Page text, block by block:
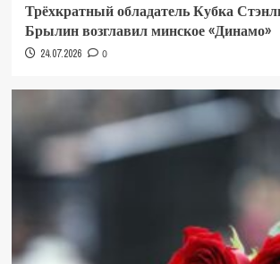
Трёхкратный обладатель Кубка
Брылин возглавил минское «Динамо»
24.07.2026 0